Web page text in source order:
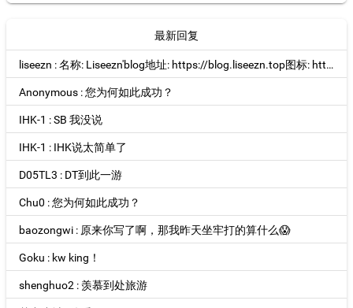
最新回复
liseezn : 名称: Liseezn'blog地址: https://blog.liseezn.top图标: https://blog.liseezn.top/logo.webp描述: 分享个人学习，项目，及...
Anonymous : 您为何如此成功？
IHK-1 : SB 我没说
IHK-1 : IHK说太简单了
D05TL3 : DT到此一游
Chu0 : 您为何如此成功？
baozongwi : 原来你写了啊，那我昨天坐牢打的算什么😱
Goku : kw king！
shenghuo2 : 羡慕到处旅游